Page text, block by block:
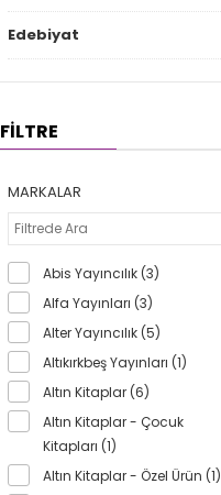
Edebiyat
FİLTRE
MARKALAR
Abis Yayıncılık (3)
Alfa Yayınları (3)
Alter Yayıncılık (5)
Altıkırkbeş Yayınları (1)
Altın Kitaplar (6)
Altın Kitaplar - Çocuk
Kitapları (1)
Altın Kitaplar - Özel Ürün (1)